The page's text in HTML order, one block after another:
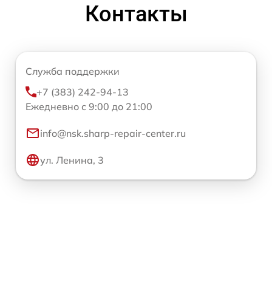
Контакты
Служба поддержки
+7 (383) 242-94-13
Ежедневно с 9:00 до 21:00
info@nsk.sharp-repair-center.ru
ул. Ленина, 3